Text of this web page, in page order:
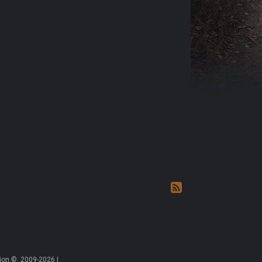
©, 2009-2026 |